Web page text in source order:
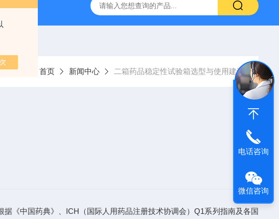
QF-***GD-T药品强光照射试验箱 QF-SD-2T药品
当前位置： 首页 新闻中心 二箱药品稳定性试验箱选型与使用建议
《中国药典》、ICH（国际人用药品注册技术协调会）Q1系列指南及各国
电话咨询
微信咨询